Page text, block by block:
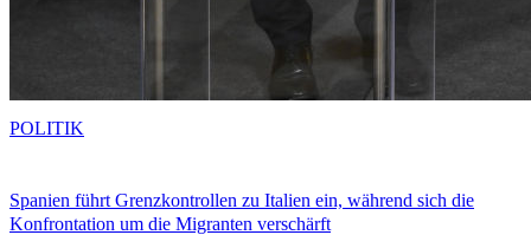
Spanien führt Grenzkontrollen zu Italien ein, während sich die
Konfrontation um die Migranten verschärft
POLITIK